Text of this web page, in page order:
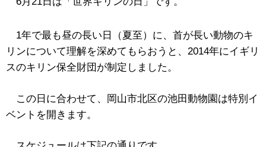
1年で最も昼の長い日（夏至）に、首が長い動物のキ
リンについて理解を深めてもらおうと、2014年にイギリ
スのキリン保全財団が制定しました。
この日に合わせて、岡山市北区の池田動物園は特別イ
ベントを開きます。